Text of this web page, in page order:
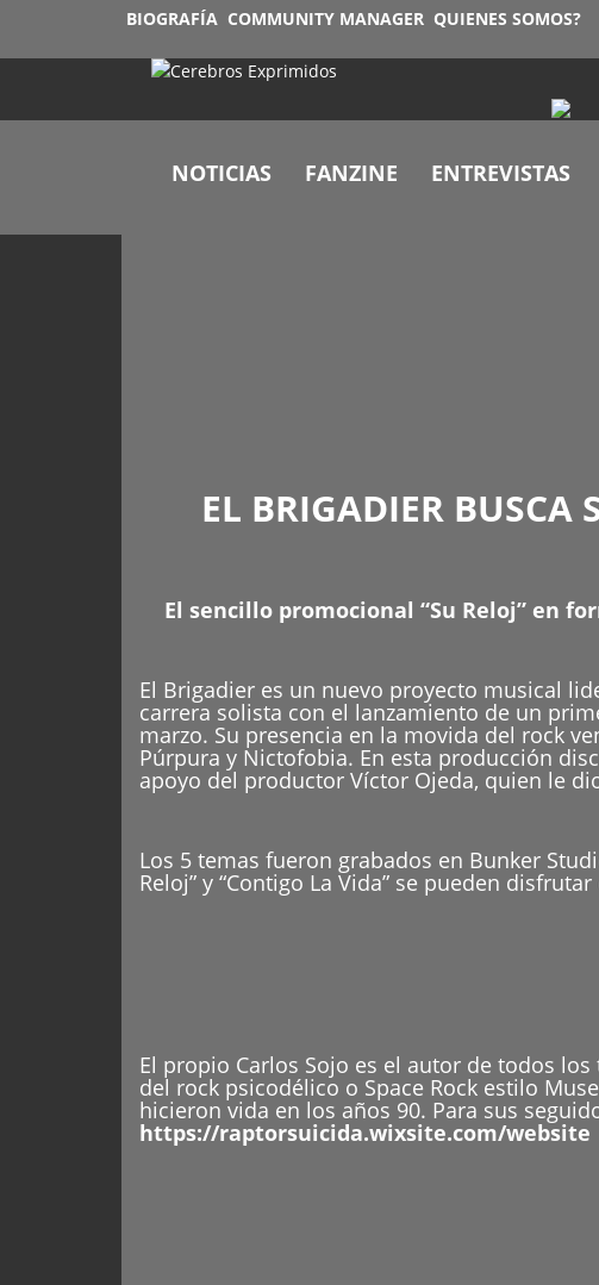
BIOGRAFÍA COMMUNITY MANAGER QUIENES SOMOS?
NOTICIAS FANZINE ENTREVISTAS
EL BRIGADIER BUSCA
El sencillo promocional “Su Reloj” en
El Brigadier es un nuevo proyecto musical
carrera solista con el lanzamiento de un
marzo. Su presencia en la movida del rock
Púrpura y Nictofobia. En esta producción
apoyo del productor Víctor Ojeda, quien le
Los 5 temas fueron grabados en Bunker
Reloj” y “Contigo La Vida” se pueden
El propio Carlos Sojo es el autor de todos
del rock psicodélico o Space Rock estilo
hicieron vida en los años 90. Para sus
https://raptorsuicida.wixsite.com/website